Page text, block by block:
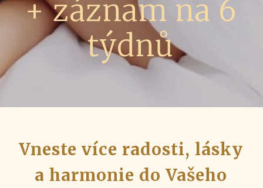
+ záznam na 6
týdnů
Vneste více radosti, lásky
a harmonie do Vašeho